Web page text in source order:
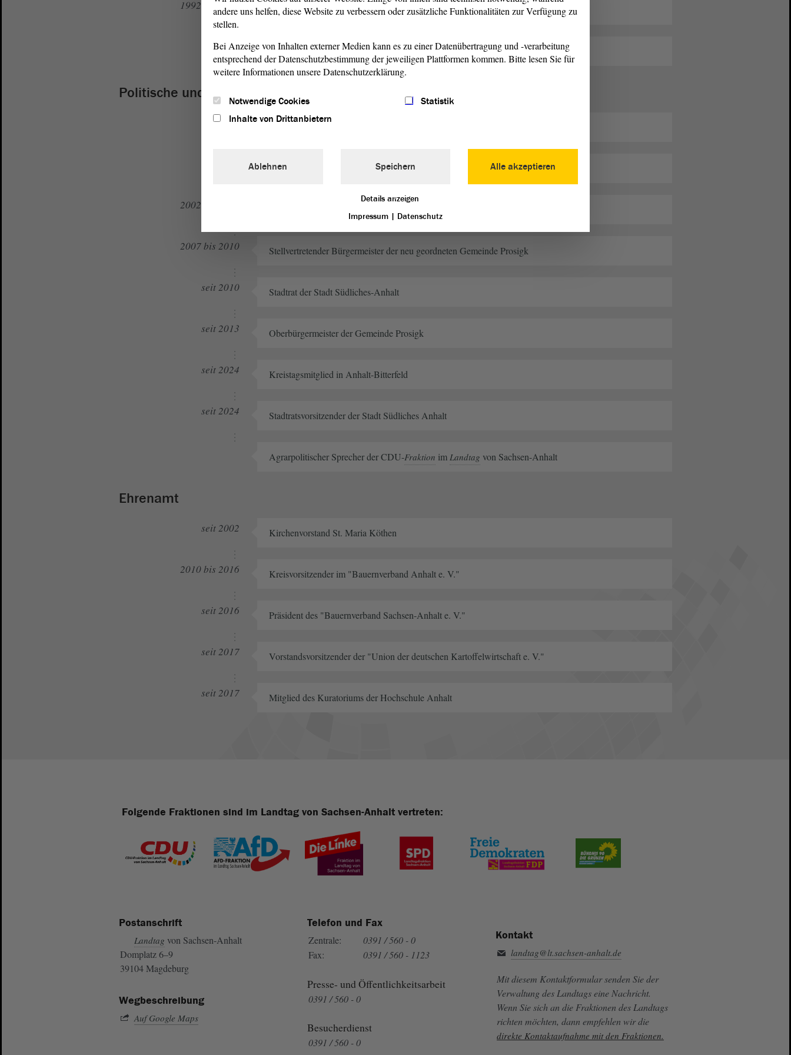
1992 bis 1995 Fa. Wenger Herten Kartoffelgroßhandel, Geschäftsführer
seit 1994 selbständiger Landwirt
Politische und gesellschaftliche Funktionen
1997
Ortschaftsrat der Gemeinde Cosa
2002 bis 2007
2007 bis 2010 Stellvertretender Bürgermeister der neu geordneten Gemeinde Prosigk
seit 2010 Stadtrat der Stadt Südliches-Anhalt
seit 2013 Oberbürgermeister der Gemeinde Prosigk
seit 2024 Kreistagsmitglied in Anhalt-Bitterfeld
seit 2024 Stadtratsvorsitzender der Stadt Südliches Anhalt
Agrarpolitischer Sprecher der CDU-Fraktion im Landtag von Sachsen-Anhalt
Ehrenamt
seit 2002 Kirchenvorstand St. Maria Köthen
2010 bis 2016 Kreisvorsitzender im "Bauernverband Anhalt e. V."
seit 2016 Präsident des "Bauernverband Sachsen-Anhalt e. V."
seit 2017 Vorstandsvorsitzender der "Union der deutschen Kartoffelwirtschaft e. V."
seit 2017 Mitglied des Kuratoriums der Hochschule Anhalt
Folgende Fraktionen sind im Landtag von Sachsen-Anhalt vertreten:
Postanschrift
Landtag von Sachsen-Anhalt
Domplatz 6–9
39104 Magdeburg
Wegbeschreibung
Auf Google Maps
Telefon und Fax
Zentrale:
0391 / 560 - 0
Fax:
0391 / 560 - 1123
Presse- und Öffentlichkeitsarbeit
0391 / 560 - 0
Besucherdienst
0391 / 560 - 0
Kontakt
landtag@lt.sachsen-anhalt.de
Mit diesem Kontaktformular senden Sie der
Verwaltung des Landtags eine Nachricht.
Wenn Sie sich an die Fraktionen des Landtags
richten möchten, dann empfehlen wir die
direkte Kontaktaufnahme mit den Fraktionen.
andere uns helfen, diese Website zu verbessern oder zusätzliche Funktionalitäten zur Verfügung zu
stellen.
Bei Anzeige von Inhalten externer Medien kann es zu einer Datenübertragung und -verarbeitung
entsprechend der Datenschutzbestimmung der jeweiligen Plattformen kommen. Bitte lesen Sie für
weitere Informationen unsere Datenschutzerklärung.
Notwendige Cookies
Statistik
Inhalte von Drittanbietern
Alle akzeptieren
Ablehnen Speichern
Details anzeigen
Impressum | Datenschutz